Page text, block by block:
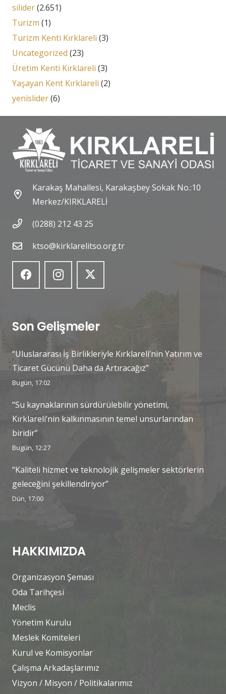
silider(2.651)
Turizm (1)
Turizm Kenti Kırklareli (3)
Uncategorized (23)
Üretim Kenti Kırklareli (3)
Yaşayan Kent Kırklareli (2)
yenislider(6)
Karakaş Mahallesi, Karakaşbey Sokak No.:10
Merkez/KIRKLARELİ
(0288) 212 43 25
ktso@kirklarelitso.org.tr
Son Gelişmeler
“Uluslararası İş Birlikleriyle Kırklareli’nin Yatırım ve
Ticaret Gücünü Daha da Artıracağız”
Bugün, 17:02
“Su kaynaklarının sürdürülebilir yönetimi,
Kırklareli’nin kalkınmasının temel unsurlarından
biridir”
Bugün, 12:27
“Kaliteli hizmet ve teknolojik gelişmeler sektörlerin
geleceğini şekillendiriyor”
Dün, 17:00
HAKKIMIZDA
Organizasyon Şeması
Oda Tarihçesi
Meclis
Yönetim Kurulu
Meslek Komiteleri
Kurul ve Komisyonlar
Çalışma Arkadaşlarımız
Vizyon / Misyon / Politikalarımız